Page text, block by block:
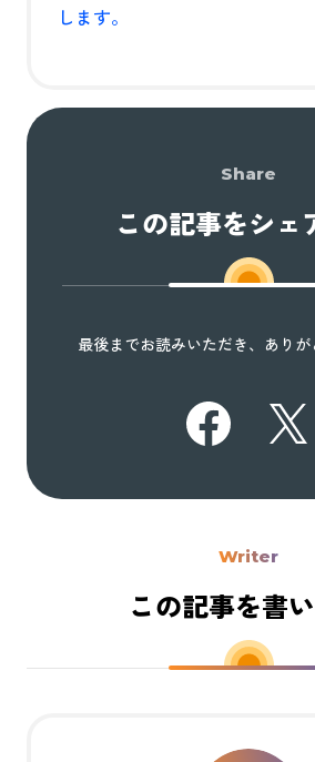
します。
Share
この記事をシェ
最後までお読みいただき、あり
Writer
この記事を書